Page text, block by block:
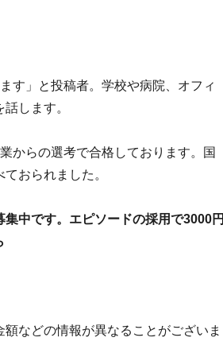
す」と投稿者。学校や病院、オフィ
します。
からの選考で合格しております。国
おられました。
集中です。エピソードの採用で3000円
などの情報が異なることがございま